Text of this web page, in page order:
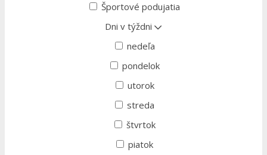
Športové podujatia
Dni v týždni
nedeľa
pondelok
utorok
streda
štvrtok
piatok